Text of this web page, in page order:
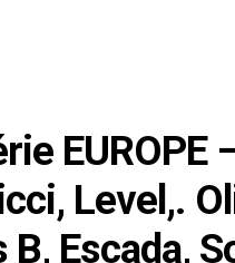
EUROPE
Level,.
Escada,